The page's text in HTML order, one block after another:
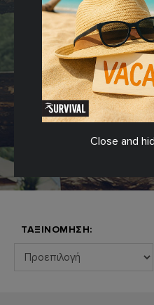
ΤΑΞΙΝΌΜΗΣΗ:
Close and